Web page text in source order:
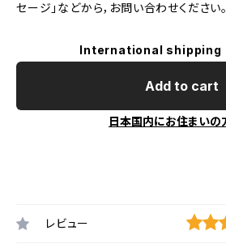
セージ」などから，お問い合わせください。
International shipping
Add to cart
日本国内にお住まいの
レビュー